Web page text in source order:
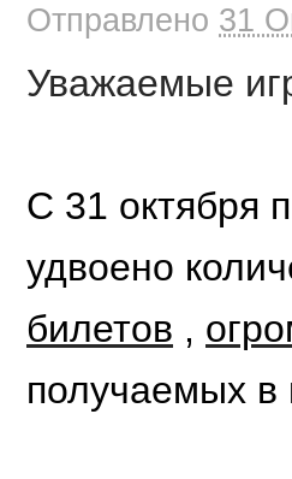
Отправлено 31
Уважаемые
С 31 октября
удвоено
билетов ,
получаемых в